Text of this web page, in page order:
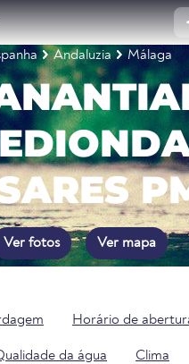
Andaluzia Málaga
Ver fotos Ver mapa
Horário de
da água Clima